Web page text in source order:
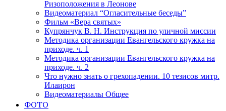
Ризоположения в Леонове
Видеоматериал “Огласительные беседы”
Фильм «Вера святых»
Купрянчук В. Н. Инструкция по уличной миссии
Методика организации Евангельского кружка на
приходе. ч. 1
Методика организации Евангельского кружка на
приходе. ч. 2
Что нужно знать о грехопадении. 10 тезисов митр.
Илаирон
Видеоматериалы Общее
ФОТО